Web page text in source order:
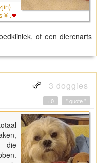
_
¥ .
of een dierenarts
3 doggies
" quote "
+0
die